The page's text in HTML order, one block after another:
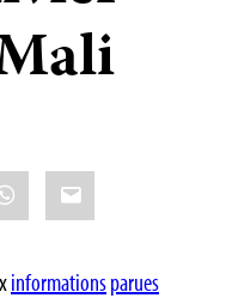
Email
informationsparues